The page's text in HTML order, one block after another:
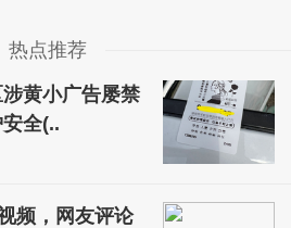
热点推荐
黄小广告屡禁
全(..
频，网友评论